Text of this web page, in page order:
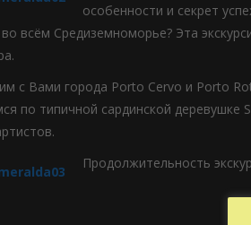
особенности и секрет
всём Средиземноморье? Эта
с Вами города Porto Cervo и Porto
по типичной сардинской
Продолжительность